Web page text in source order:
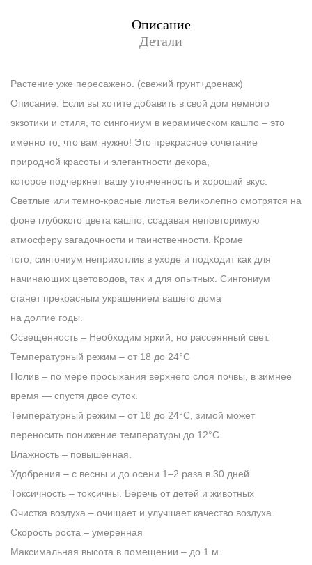
Описание
Детали
Растение уже пересажено. (свежий грунт+дренаж)
Описание: Если вы хотите добавить в свой дом немного
экзотики и стиля, то сингониум в керамическом кашпо – это
именно то, что вам нужно! Это прекрасное сочетание
природной красоты и элегантности декора,
которое подчеркнет вашу утонченность и хороший вкус.
Светлые или темно-красные листья великолепно смотрятся на
фоне глубокого цвета кашпо, создавая неповторимую
атмосферу загадочности и таинственности. Кроме
того, сингониум неприхотлив в уходе и подходит как для
начинающих цветоводов, так и для опытных. Сингониум
станет прекрасным украшением вашего дома
на долгие годы.
Освещенность – Необходим яркий, но рассеянный свет.
Температурный режим – от 18 до 24°C
Полив – по мере просыхания верхнего слоя почвы, в зимнее
время ― спустя двое суток.
Температурный режим – от 18 до 24°C, зимой может
переносить понижение температуры до 12°C.
Влажность – повышенная.
Удобрения – с весны и до осени 1–2 раза в 30 дней
Токсичность – токсичны. Беречь от детей и животных
Очистка воздуха – очищает и улучшает качество воздуха.
Скорость роста – умеренная
Максимальная высота в помещении – до 1 м.